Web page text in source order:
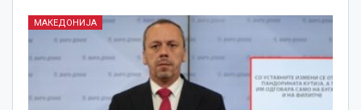
МАКЕДОНИЈА